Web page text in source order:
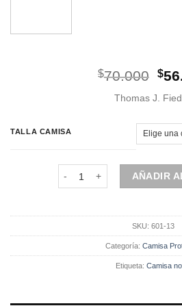
$70.000 El
$
Thomas J.
TALLA CAMISA
Camisa cuello tradicional |
AÑADIR
SKU: 601-13
Categoría: Camisa
Etiqueta: Camisa